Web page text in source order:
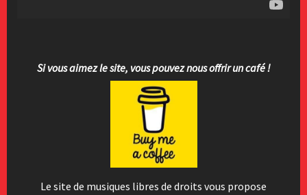
Si vous aimez le site, vous pouvez nous offrir un café !
Le site de musiques libres de droits vous propose